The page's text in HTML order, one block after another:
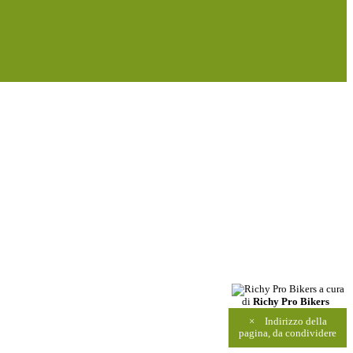
a cura
di Richy Pro Bikers
×
Indirizzo della
pagina, da condividere